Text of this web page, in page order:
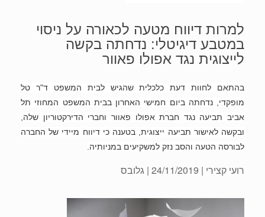
למרות דיווח מטעה לכאורה על ניסוי
במטבע דיגיטלי: נדחתה בקשה
לייצוגית נגד אפולו פאוור
בהתאם לחוות דעת כלכלית שהגיש לבית המשפט ד"ר טל
מופקדי, נדחתה ביום חמישי האחרון בבית המשפט המחוזי תל
אביב תביעה נגד חברת אפולו פאוור וחברי הדירקטוריון שלה,
ובקשה לאישור תביעה ייצוגית, בטענה כי דיווח מיידי של החברה
לבורסה הטעה והסב נזק למשקיעים במניותיה.
רועי קצירי | 24/11/2019 | גלובס